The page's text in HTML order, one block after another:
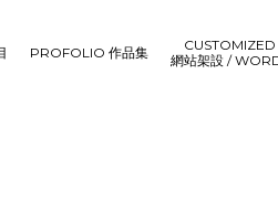
PROFOLIO 作品集
網站架設 /